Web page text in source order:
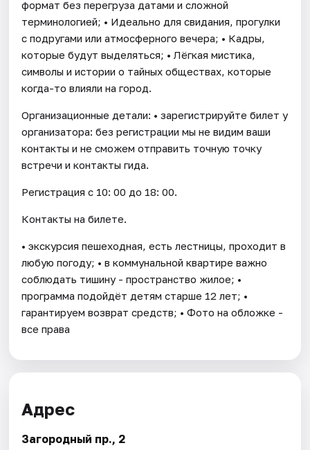
формат без перегруза датами и сложной
терминологией; • Идеально для свидания, прогулки
с подругами или атмосферного вечера; • Кадры,
которые будут выделяться; • Лёгкая мистика,
символы и истории о тайных обществах, которые
когда-то влияли на город.
Организационные детали: • зарегистрируйте билет у
организатора: без регистрации мы не видим ваши
контакты и не сможем отправить точную точку
встречи и контакты гида.
Регистрация с 10: 00 до 18: 00.
Контакты на билете.
• экскурсия пешеходная, есть лестницы, проходит в
любую погоду; • в коммунальной квартире важно
соблюдать тишину - пространство жилое; •
программа подойдёт детям старше 12 лет; •
гарантируем возврат средств; • Фото на обложке -
все права
Адрес
Загородный пр., 2